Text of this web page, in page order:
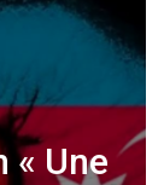
« Une